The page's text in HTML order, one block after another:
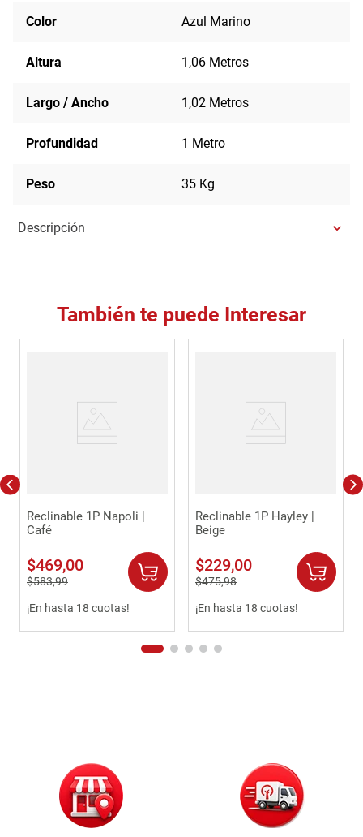
Color Azul Marino
Altura 1,06 Metros
Largo / Ancho 1,02 Metros
Profundidad 1 Metro
Peso 35 Kg
Descripción
También te puede Interesar
Reclinable 1P Napoli |
Café
$469,00
$583,99
¡En hasta 18 cuotas!
Reclinable 1P Hayley |
Beige
$229,00
$475,98
¡En hasta 18 cuotas!